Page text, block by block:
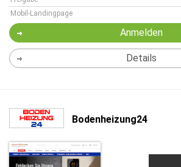
Mobil-Landingpage
Anmelden
Details
Bodenheizung24